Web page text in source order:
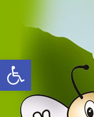
Open toolbar